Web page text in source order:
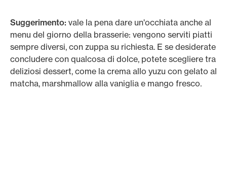
Suggerimento: vale la pena dare un'occhiata anche al
menu del giorno della brasserie: vengono serviti piatti
sempre diversi, con zuppa su richiesta. E se desiderate
concludere con qualcosa di dolce, potete scegliere tra
deliziosi dessert, come la crema allo yuzu con gelato al
matcha, marshmallow alla vaniglia e mango fresco.